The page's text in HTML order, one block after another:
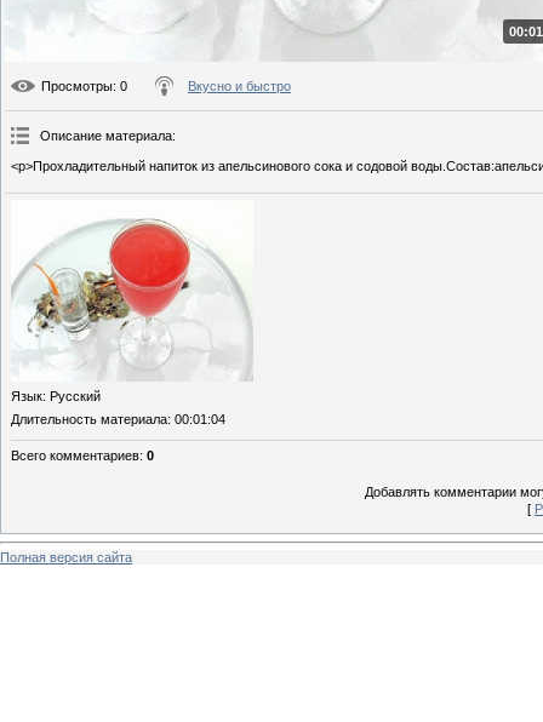
Просмотры: 0 Вкусно и быстро
Описание материала:
<p>Прохладительный напиток из апельсинового сока и содовой
Язык: Русский
Длительность материала: 00:01:04
Всего комментариев: 0
Добавлять комментарии
[
Полная версия сайта